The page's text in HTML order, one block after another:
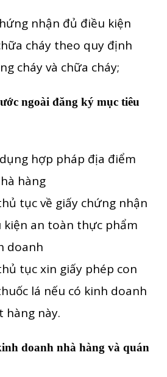
nhận đủ điều kiện
cháy theo quy định
cháy và chữa cháy;
ngoài đăng ký mục tiêu
hợp pháp địa điểm
hàng
tục về giấy chứng nhận
kiện an toàn thực phẩm
doanh
tục xin giấy phép con
lá nếu có kinh doanh
hàng này.
doanh nhà hàng và quán